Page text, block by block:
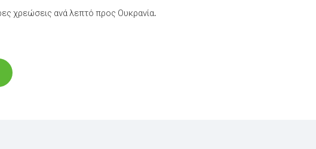
χρεώσεις ανά λεπτό προς Ουκρανία.